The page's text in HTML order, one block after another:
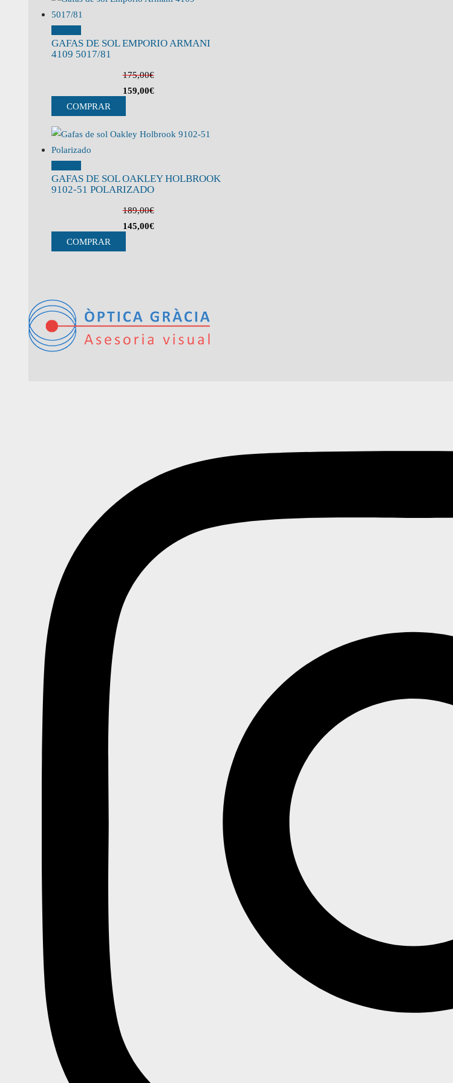
GAFAS DE SOL EMPORIO ARMANI
4109 5017/81
175,00€
159,00€
COMPRAR
GAFAS DE SOL OAKLEY HOLBROOK
9102-51 POLARIZADO
189,00€
145,00€
COMPRAR